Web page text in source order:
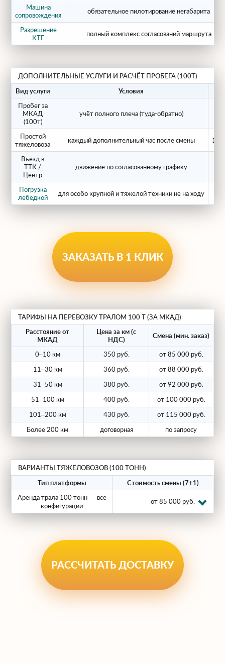
самосвальные кузова весом 80–100т);
Тяжёлые буровые и свайные
установки
, фундаментные комплексы
Энергетическое оборудование—
турбины, генераторы,
трансформаторы и реакторы крупной
мощности;
Крупные металлоконструкции и
элементы мостов, для которых
критичны осевые нагрузки и длина
пролёта.
Особенности наших ГК
ЕВРОГРУППСТРОЙ 2 100т
Для работы с такой категорией грузов мы
используем многоосные модульные
системы европейских и российских
производителей:
возможность их конфигурирования
позволяют распределить массу груза в
строгом соответствии с нормативами.
Низкая и пониженная погрузочная
высота.
Низкорамные и «корыто»-
платформы с высотой от 0.4–0.5м
позволяют перевозить высокие грузы
под мостами и коммуникациями.
Модульность и телескопия.
длине, расширять по ширине и
подстраивать под конкретную
геометрию и массу вашего груза.
Каждый проект мы прорабатываем
габаритные ограничения, наличие мостов,
тоннелей и стеснённых участков, после
чего формируем оптимальное решение.
Как проходит перевозка
тралом 100 тонн
Машина
сопровождения
обязательное пилотирование негабарита
Разрешение
КТГ
полный комплекс согласований маршрута
ДОПОЛНИТЕЛЬНЫЕ УСЛУГИ И РАСЧЁТ ПРОБЕГА (100Т)
Вид услуги
Условия
Пробег за
МКАД
(100т)
учёт полного плеча (туда-обратно)
Простой
тяжеловоза
каждый дополнительный час после смены 15
Въезд в
ТТК /
Центр
движение по согласованному графику
Погрузка
лебедкой
для особо крупной и тяжелой техники не на ходу
ЗАКАЗАТЬ В 1 КЛИК
ТАРИФЫ НА ПЕРЕВОЗКУ ТРАЛОМ 100 Т (ЗА МКАД)
Расстояние от
МКАД
Цена за км (с
НДС)
Смена (мин. заказ)
0–10 км 350 руб.
от 85 000 руб.
11–30 км
360 руб.
от 88 000 руб.
31–50 км
380 руб.
от 92 000 руб.
51–100 км
400 руб.
от 100 000 руб.
101–200 км
430 руб.
от 115 000 руб.
Более 200 км
договорная по запросу
ВАРИАНТЫ ТЯЖЕЛОВОЗОВ (100 ТОНН)
Тип платформы
Стоимость смены (7+1)
Аренда трала 100 тонн — все
конфигурации
от 85 000 руб.
РАССЧИТАТЬ ДОСТАВКУ